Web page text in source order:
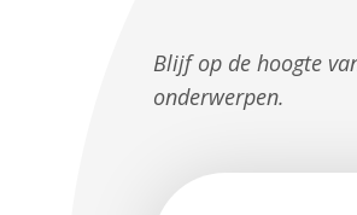
Blijf op de hoogte
onderwerpen.